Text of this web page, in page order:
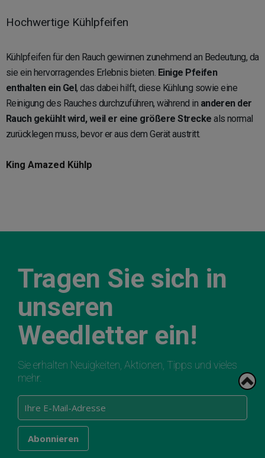
Hochwertige Kühlpfeifen
Kühlpfeifen für den Rauch gewinnen zunehmend an Bedeutung, da
sie ein hervorragendes Erlebnis bieten. Einige Pfeifen
enthalten ein Gel, das dabei hilft, diese Kühlung sowie eine
Reinigung des Rauches durchzuführen, während in anderen der
Rauch gekühlt wird, weil er eine größere Strecke als normal
zurücklegen muss, bevor er aus dem Gerät austritt.
King Amazed Kühlp
Tragen Sie sich in
unseren
Weedletter ein!
Sie erhalten Neuigkeiten, Aktionen, Tipps und vieles
mehr.